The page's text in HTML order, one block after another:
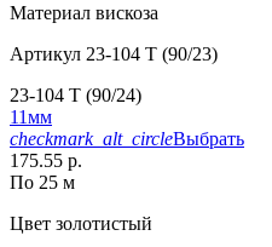
Материал вискоза
Артикул 23-104 T (90/23)
23-104 T (90/24)
11мм
checkmark_alt_circleВыбрать
175.55 р.
По 25 м
Цвет золотистый